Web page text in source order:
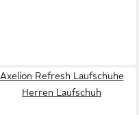
Axelion Refresh Laufschuhe
Herren Laufschuh